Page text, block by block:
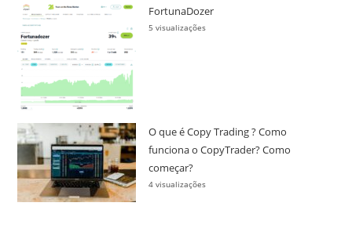
FortunaDozer
5 visualizações
O que é Copy Trading ? Como
funciona o CopyTrader? Como
começar?
4 visualizações